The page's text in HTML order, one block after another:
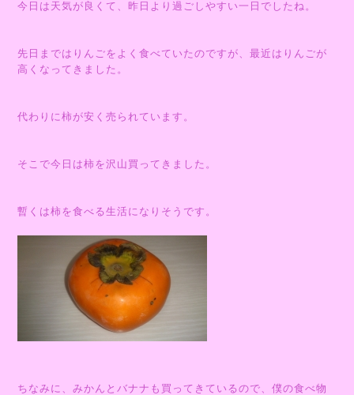
今日は天気が良くて、昨日より過ごしやすい一日でしたね。
先日まではりんごをよく食べていたのですが、最近はりんごが
高くなってきました。
代わりに柿が安く売られています。
そこで今日は柿を沢山買ってきました。
暫くは柿を食べる生活になりそうです。
ちなみに、みかんとバナナも買ってきているので、僕の食べ物